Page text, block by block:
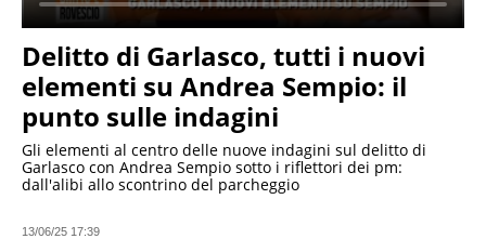
Delitto di Garlasco, tutti i nuovi
elementi su Andrea Sempio: il
punto sulle indagini
Gli elementi al centro delle nuove indagini sul delitto di
Garlasco con Andrea Sempio sotto i riflettori dei pm:
dall'alibi allo scontrino del parcheggio
13/06/25 17:39